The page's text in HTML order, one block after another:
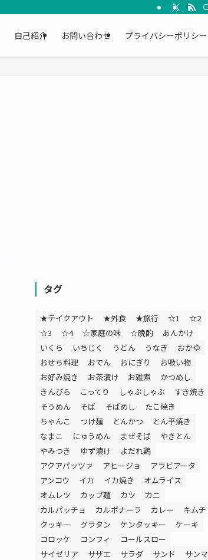
自己紹介 お問い合わせ プライバシーポリシー
タグ
★テイクアウト ★外食 ★旅行 ☆1
☆2
☆3
☆4 ☆家庭の味 ☆晩酌
あんかけ
いくら
いちじく うどん うなぎ
おかゆ
おせち料理
おでん おにぎり
お吸い物
お好み焼き
お茶漬け お雑煮
かつめし
きんぴら
こってり しゃぶしゃぶ
すき焼き
そうめん
そば そばめし
たこ焼き
ちゃんこ
つけ麺 とんかつ
とん平焼き
なまこ
にゅうめん まぜそば
やきとん
やみつき
ゆず漬け
よだれ鶏
アクアパッツァ
アヒージョ
アラビアータ
アンコウ
イカ イカ焼き
オムライス
オムレツ
カップ麺 カツ
カニ
カルパッチョ
カルボナーラ カレー
キムチ
クッキー
グラタン ケンタッキー
ケーキ
コロッケ
コンフィ
コールスロー
サイゼリア
サザエ サラダ サンド
サンマ